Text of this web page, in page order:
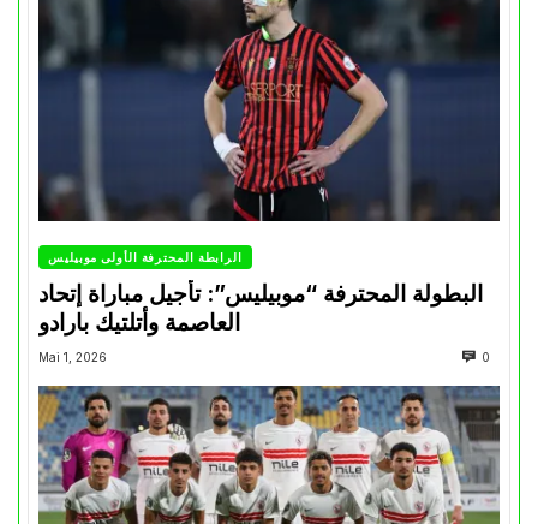
الرابطة المحترفة الأولى موبيليس
البطولة المحترفة “موبيليس”: تأجيل مباراة إتحاد
العاصمة وأتلتيك بارادو
Mai 1, 2026 0